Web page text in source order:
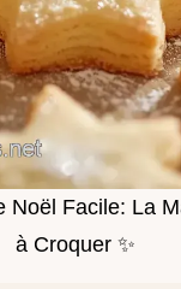
Noël Facile: La
à Croquer ✨